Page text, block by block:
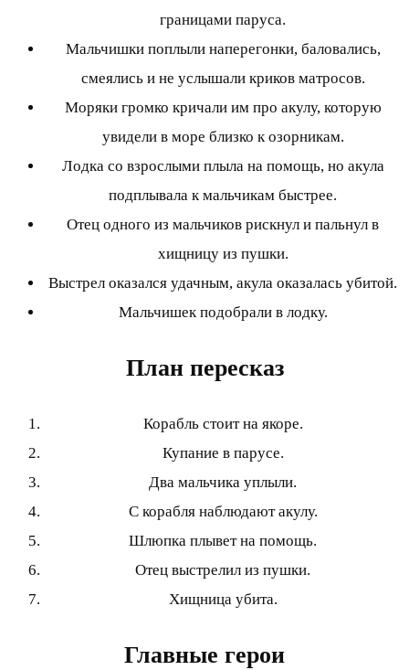
границами паруса.
Мальчишки поплыли наперегонки, баловались,
смеялись и не услышали криков матросов.
Моряки громко кричали им про акулу, которую
увидели в море близко к озорникам.
Лодка со взрослыми плыла на помощь, но акула
подплывала к мальчикам быстрее.
Отец одного из мальчиков рискнул и пальнул в
хищницу из пушки.
Выстрел оказался удачным, акула оказалась убитой.
Мальчишек подобрали в лодку.
План пересказ
Корабль стоит на якоре.
Купание в парусе.
Два мальчика уплыли.
С корабля наблюдают акулу.
Шлюпка плывет на помощь.
Отец выстрелил из пушки.
Хищница убита.
Главные герои